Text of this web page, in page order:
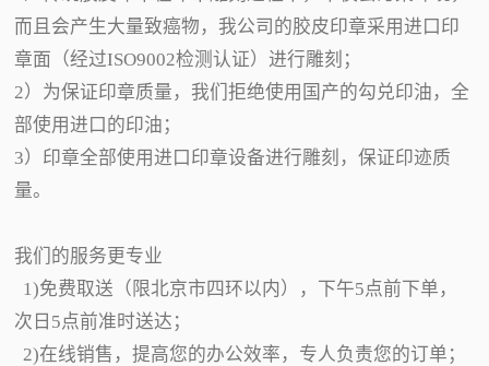
而且会产生大量致癌物，我公司的胶皮印章采用进口印
章面（经过ISO9002检测认证）进行雕刻；
2）为保证印章质量，我们拒绝使用国产的勾兑印油，全
部使用进口的印油；
3）印章全部使用进口印章设备进行雕刻，保证印迹质
量。
我们的服务更专业
1)免费取送（限北京市四环以内），下午5点前下单，
次日5点前准时送达；
2)在线销售，提高您的办公效率，专人负责您的订单；